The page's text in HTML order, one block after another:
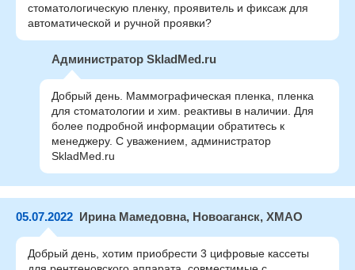
стоматологическую пленку, проявитель и фиксаж для
автоматической и ручной проявки?
Администратор SkladMed.ru
Добрый день. Маммографическая пленка, пленка
для стоматологии и хим. реактивы в наличии. Для
более подробной информации обратитесь к
менеджеру. С уважением, администратор
SkladMed.ru
05.07.2022 Ирина Мамедовна, Новоаганск, ХМАО
Добрый день, хотим приобрести 3 цифровые кассеты